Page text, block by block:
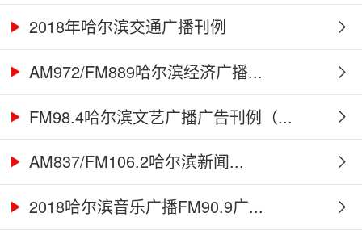
2018年哈尔滨交通广播刊例
AM972/FM889哈尔滨经济广播...
FM98.4哈尔滨文艺广播广告刊例（...
AM837/FM106.2哈尔滨新闻...
2018哈尔滨音乐广播FM90.9广...